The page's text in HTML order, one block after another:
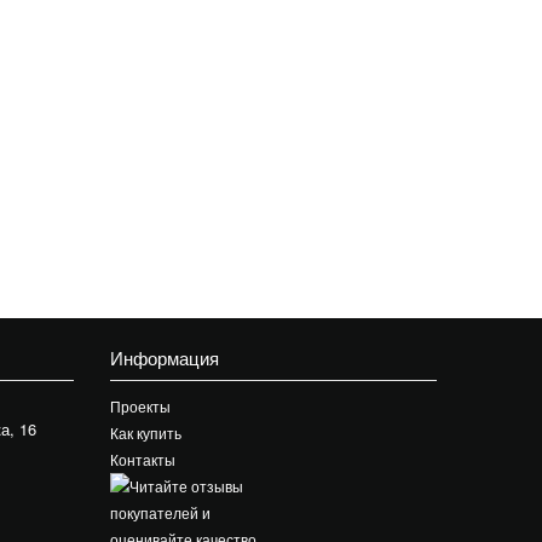
16
Информация
Проекты
Как купить
Контакты